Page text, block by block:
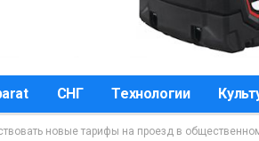
СНГ Технологии
новые тарифы на проезд в